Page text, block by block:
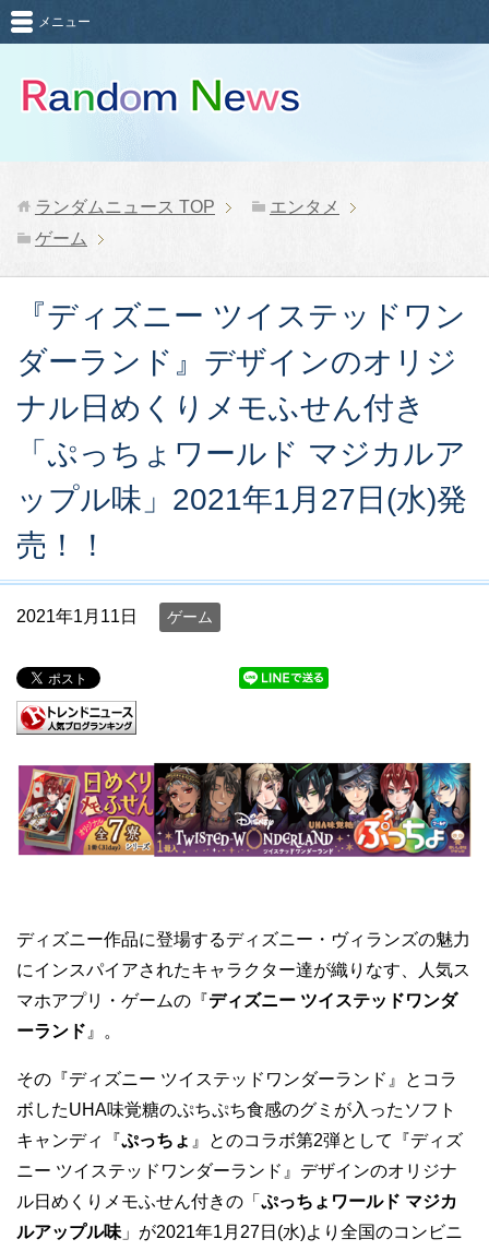
メニュー
ランダムニュース TOP
エンタメ
ゲーム
『ディズニー ツイステッドワン
ダーランド』デザインのオリジ
ナル日めくりメモふせん付き
「ぷっちょワールド マジカルア
ップル味」2021年1月27日(水)発
売！！
2021年1月11日 ゲーム
ディズニー作品に登場するディズニー・ヴィランズの魅力
にインスパイアされたキャラクター達が織りなす、人気ス
マホアプリ・ゲームの『ディズニー ツイステッドワンダ
ーランド 』。
その『ディズニー ツイステッドワンダーランド』とコラ
ボしたUHA味覚糖のぷちぷち食感のグミが入ったソフト
キャンディ『ぷっちょ 』とのコラボ第2弾として『ディズ
ニー ツイステッドワンダーランド』デザインのオリジナ
ル日めくりメモふせん付きの「 ぷっちょワールド マジカ
ルアップル味 」が2021年1月27日(水)より全国のコンビニ